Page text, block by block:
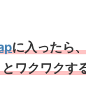
に入ったら
ワクワクす